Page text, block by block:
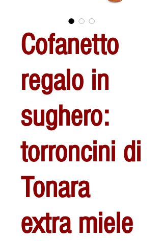
Cofanetto
regalo in
sughero:
torroncini di
Tonara
extra miele